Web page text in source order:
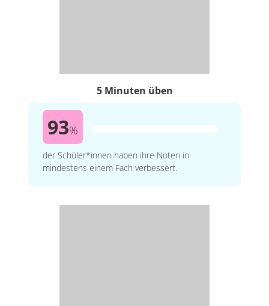
5 Minuten üben
93%
der Schüler*innen haben ihre Noten in
mindestens einem Fach verbessert.